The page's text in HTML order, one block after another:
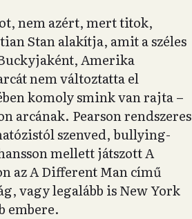
nem azért, mert titok,
Stan alakítja, amit a széles
Amerika
nem változtatta el
komoly smink van rajta –
arcának. Pearson rendszeres
szenved, bullying-
mellett játszott A
az A Different Man című
vagy legalább is New York
embere.